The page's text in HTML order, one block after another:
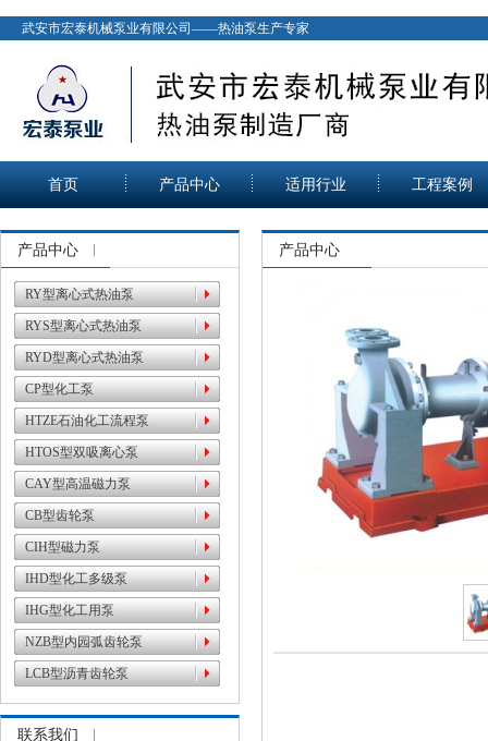
武安市宏泰机械泵业有限公司——热油泵生产专家
首页 产品中心 适用行业 工程案例
产品中心
RY型离心式热油泵
RYS型离心式热油泵
RYD型离心式热油泵
CP型化工泵
HTZE石油化工流程泵
HTOS型双吸离心泵
CAY型高温磁力泵
CB型齿轮泵
CIH型磁力泵
IHD型化工多级泵
IHG型化工用泵
NZB型内园弧齿轮泵
LCB型沥青齿轮泵
联系我们
产品中心